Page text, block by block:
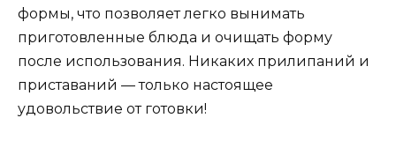
формы, что позволяет легко вынимать
приготовленные блюда и очищать форму
после использования. Никаких прилипаний и
приставаний — только настоящее
удовольствие от готовки!